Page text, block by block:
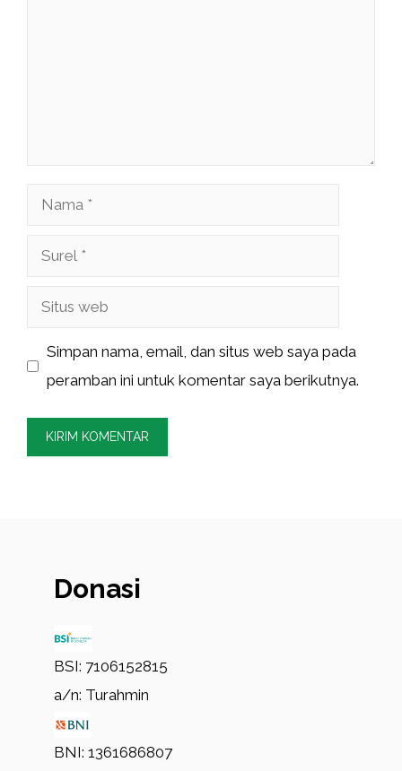
Nama
Surel
Situs
Simpan nama, email, dan situs web saya pada
peramban ini untuk komentar saya berikutnya.
Donasi
BSI: 7106152815
a/n: Turahmin
BNI: 1361686807